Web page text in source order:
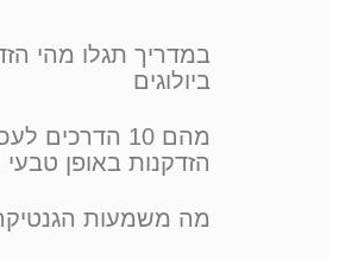
במדריך תגלו מהי
ביולוגים
מהם 10 הדרכים
הזדקנות באופן טבעי
מה משמעות